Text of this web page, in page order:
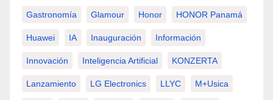
Gastronomía Glamour Honor HONOR Panamá
Huawei IA Inauguración Información
Innovación Inteligencia Artificial KONZERTA
Lanzamiento LG Electronics LLYC M+usica